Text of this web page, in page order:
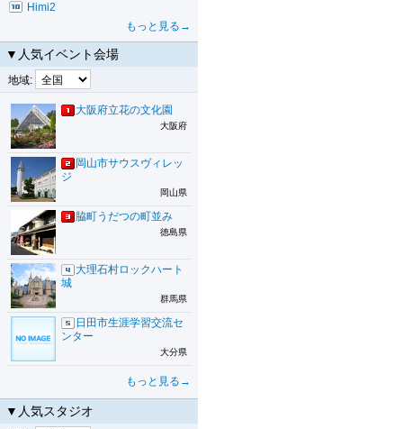
Himi2
もっと見る→
▼人気イベント会場
地域:
大阪府立花の文化園
大阪府
岡山市サウスヴィレッ
ジ
岡山県
脇町うだつの町並み
徳島県
大理石村ロックハート
城
群馬県
日田市生涯学習交流セ
ンター
大分県
もっと見る→
▼人気スタジオ